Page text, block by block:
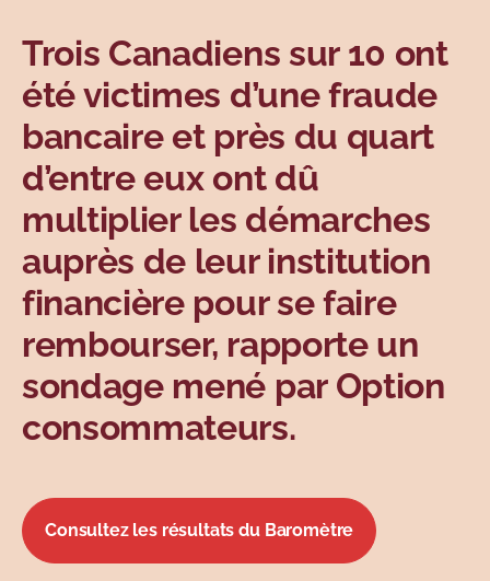
Trois Canadiens sur 10 ont
été victimes d’une fraude
bancaire et près du quart
d’entre eux ont dû
multiplier les démarches
auprès de leur institution
financière pour se faire
rembourser, rapporte un
sondage mené par Option
consommateurs.
Consultez les résultats du Baromètre